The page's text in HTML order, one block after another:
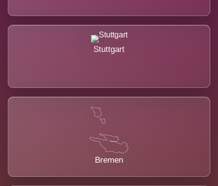
Stuttgart
Bremen